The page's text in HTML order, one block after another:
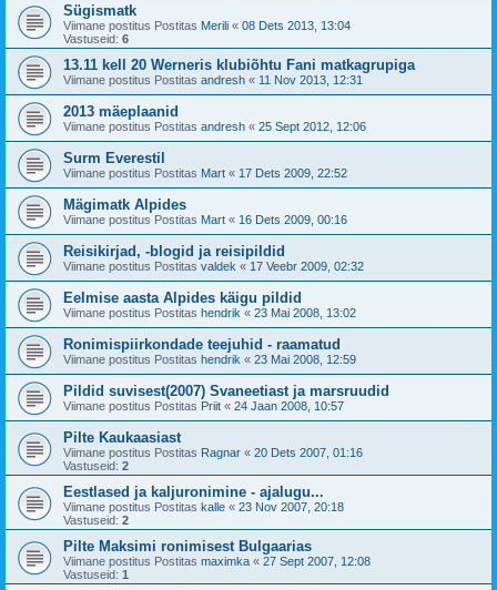
Sügismatk
Viimane postitus Postitas Merili « 08 Dets 2013, 13:04
Vastuseid: 6
13.11 kell 20 Werneris klubiõhtu Fani matkagrupiga
Viimane postitus Postitas andresh « 11 Nov 2013, 12:31
2013 mäeplaanid
Viimane postitus Postitas andresh « 25 Sept 2012, 12:06
Surm Everestil
Viimane postitus Postitas Mart « 17 Dets 2009, 22:52
Mägimatk Alpides
Viimane postitus Postitas Mart « 16 Dets 2009, 00:16
Reisikirjad, -blogid ja reisipildid
Viimane postitus Postitas valdek « 17 Veebr 2009, 02:32
Eelmise aasta Alpides käigu pildid
Viimane postitus Postitas hendrik « 23 Mai 2008, 13:02
Ronimispiirkondade teejuhid - raamatud
Viimane postitus Postitas hendrik « 23 Mai 2008, 12:59
Pildid suvisest(2007) Svaneetiast ja marsruudid
Viimane postitus Postitas Priit « 24 Jaan 2008, 10:57
Pilte Kaukaasiast
Viimane postitus Postitas Ragnar « 20 Dets 2007, 01:16
Vastuseid: 2
Eestlased ja kaljuronimine - ajalugu...
Viimane postitus Postitas kalle « 23 Nov 2007, 20:18
Vastuseid: 2
Pilte Maksimi ronimisest Bulgaarias
Viimane postitus Postitas maximka « 27 Sept 2007, 12:08
Vastuseid: 1